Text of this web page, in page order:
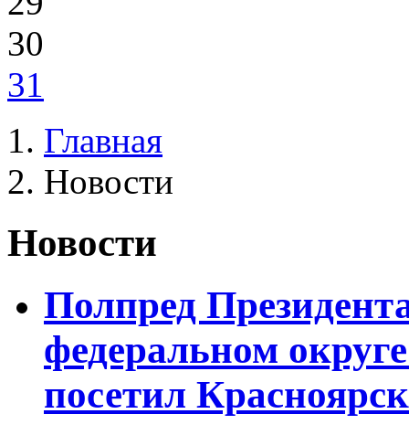
30
31
Главная
Новости
Новости
Полпред
федеральном
посетил